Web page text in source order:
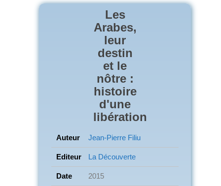
Les
Arabes,
leur
destin
et le
nôtre :
histoire
d'une
libération
Auteur Jean-Pierre Filiu
Editeur La Découverte
Date 2015